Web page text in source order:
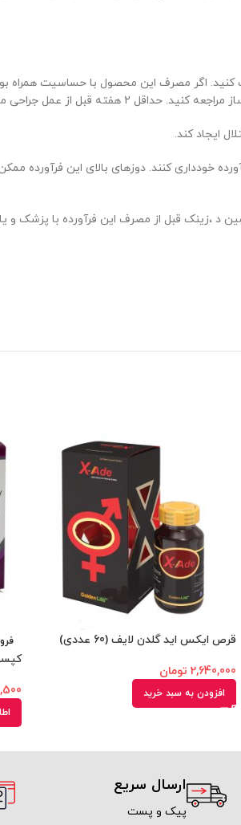
اگر مصرف این محصول با حساسیت همراه
مصرف این دارو قطع شود.
ایجاد کند.
خودداری کنند. دوزهای بالای این
د ،زینک قبل از مصرف این فرآورده با پزشک و
قرص ایکس اید گلدن لایف (60 عددی)
2,640,000 تومان
افزودن به سبد خرید
ارسال سریع
پیک و پست